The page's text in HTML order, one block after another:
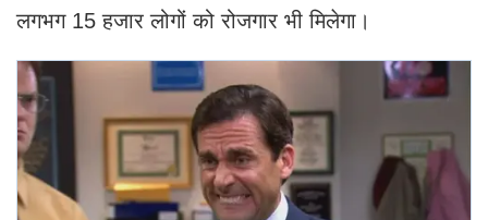
लगभग 15 हजार लोगों को रोजगार भी मिलेगा।